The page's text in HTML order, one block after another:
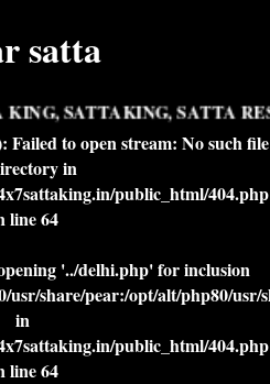
satta
KING, SATTAKING, SATTA
Failed to open stream: No such file
in
public_html/404.php
line64
'../delhi.php' for inclusion
share/pear:/opt/alt/php80/
in
public_html/404.php
line64